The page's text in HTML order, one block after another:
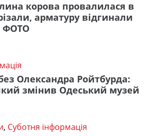
корова провалилася в
арматуру відгинали
ФОТО
Олександра Ройтбурда:
змінив Одеський музей
, Суботня інформація